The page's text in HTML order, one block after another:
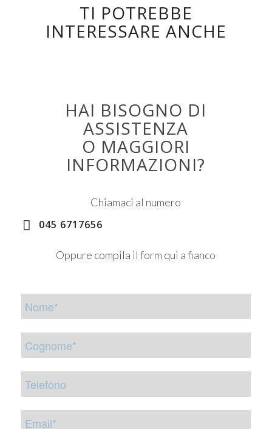
TI POTREBBE
INTERESSARE ANCHE
HAI BISOGNO DI
ASSISTENZA
O MAGGIORI
INFORMAZIONI?
Chiamaci al numero
045 6717656
Oppure compila il form qui a fianco